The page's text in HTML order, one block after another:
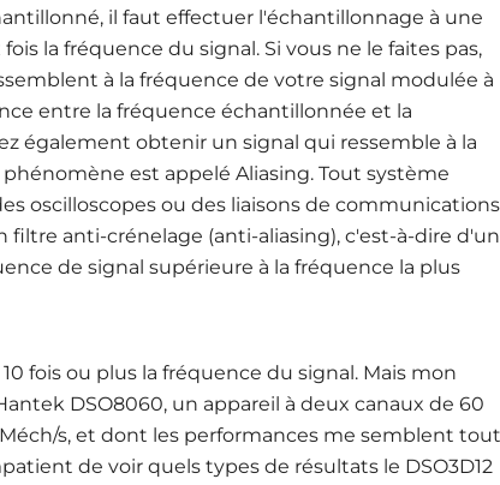
il faut effectuer l'échantillonnage à une
la fréquence du signal. Si vous ne le faites pas,
à la fréquence de votre signal modulée à
entre la fréquence échantillonnée et la
également obtenir un signal qui ressemble à la
est appelé Aliasing. Tout système
oscilloscopes ou des liaisons de communications
anti-crénelage (anti-aliasing), c'est-à-dire d'un
de signal supérieure à la fréquence la plus
fois ou plus la fréquence du signal. Mais mon
DSO8060, un appareil à deux canaux de 60
s, et dont les performances me semblent tout
de voir quels types de résultats le DSO3D12